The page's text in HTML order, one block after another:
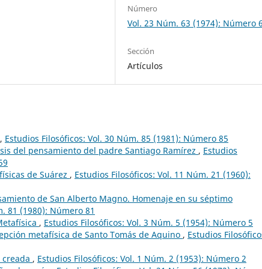
Número
Vol. 23 Núm. 63 (1974): Número
Sección
Artículos
, Estudios Filosóficos: Vol. 30 Núm. 85 (1981): Número 85
del pensamiento del padre Santiago Ramírez , Estudios
de Suárez , Estudios Filosóficos: Vol. 11 Núm. 21 (1960):
de San Alberto Magno. Homenaje en su séptimo
81 (1980): Número 81
, Estudios Filosóficos: Vol. 3 Núm. 5 (1954): Número 5
metafísica de Santo Tomás de Aquino , Estudios
, Estudios Filosóficos: Vol. 1 Núm. 2 (1953): Número 2